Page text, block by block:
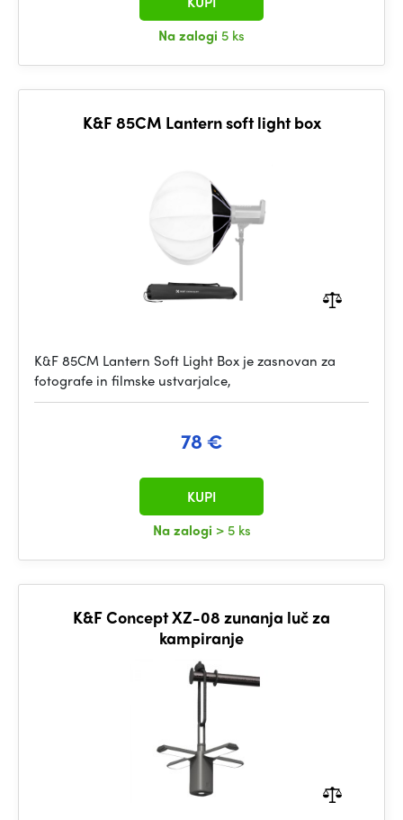
Na zalogi 5 ks
K&F 85CM Lantern soft light box
K&F 85CM Lantern Soft Light Box je zasnovan za
fotografe in filmske ustvarjalce,
78 €
Na zalogi > 5 ks
KUPI
K&F Concept XZ-08 zunanja luč za
kampiranje